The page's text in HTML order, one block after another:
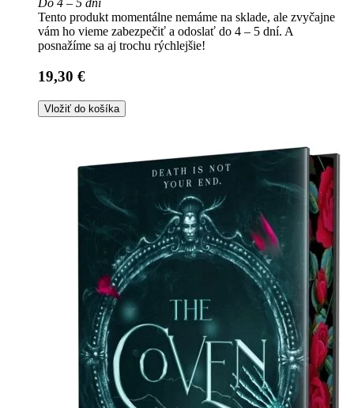
Do 4 – 5 dní
Tento produkt momentálne nemáme na sklade, ale zvyčajne
vám ho vieme zabezpečiť a odoslať do 4 – 5 dní. A
posnažíme sa aj trochu rýchlejšie!
19,30 €
Vložiť do košíka